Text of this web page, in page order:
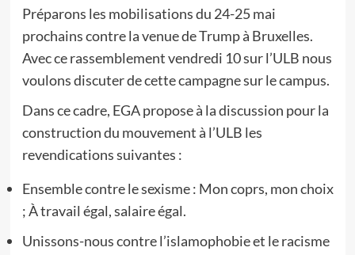
Préparons les mobilisations du 24-25 mai
prochains contre la venue de Trump à Bruxelles.
Avec ce rassemblement vendredi 10 sur l’ULB nous
voulons discuter de cette campagne sur le campus.
Dans ce cadre, EGA propose à la discussion pour la
construction du mouvement à l’ULB les
revendications suivantes :
Ensemble contre le sexisme : Mon coprs, mon choix
; À travail égal, salaire égal.
Unissons-nous contre l’islamophobie et le racisme